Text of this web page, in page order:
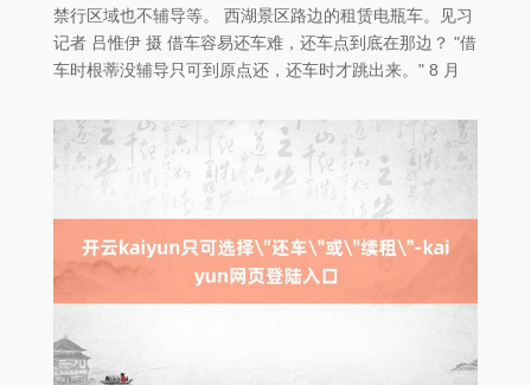
禁行区域也不辅导等。 西湖景区路边的租赁电瓶车。见习
记者 吕惟伊 摄 借车容易还车难，还车点到底在那边？ "借
车时根蒂没辅导只可到原点还，还车时才跳出来。" 8 月